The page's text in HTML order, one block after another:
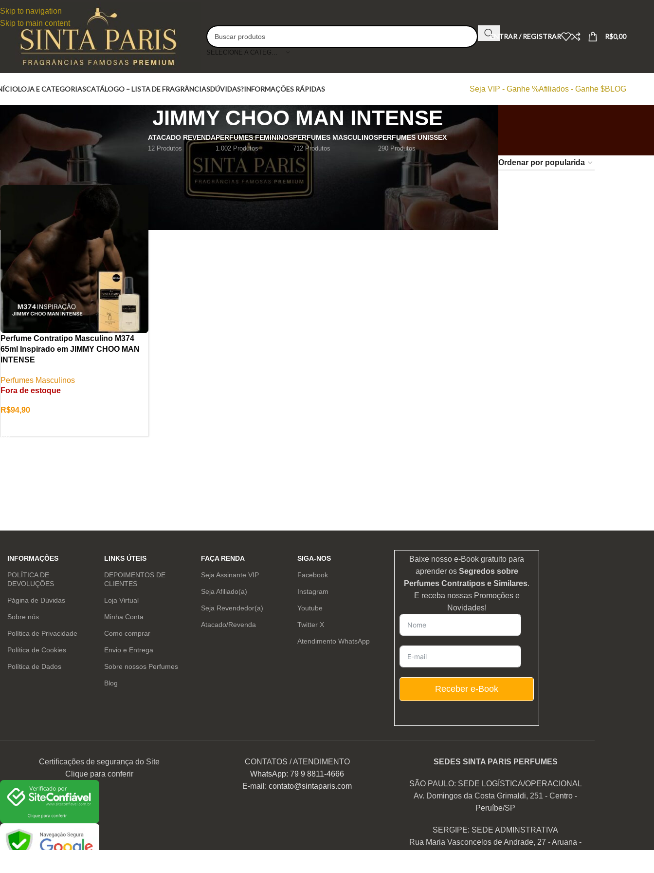
Skip to navigation
Skip to main content
SELECIONE A CATEGORIA
ENTRAR / REGISTRAR R$0,00
LOJA E CATEGORIASCATÁLOGO – LISTA DE FRAGRÂNCIASDÚVIDAS?INFORMAÇÕES RÁPIDAS Seja VIP - Ganhe %Afiliados - Ganhe $BLOG
JIMMY CHOO MAN INTENSE
ATACADO REVENDA
12 Produtos
PERFUMES FEMININOS
1.002 Produtos
PERFUMES MASCULINOS
712 Produtos
PERFUMES UNISSEX
290 Produtos
JIMMY CHOO MAN INTENSE Mostrar 9 12 18 24
Perfume Contratipo Masculino M374
65ml Inspirado em JIMMY CHOO MAN
INTENSE
Perfumes Masculinos
Fora de estoque
R$94,90
INFORMAÇÕES
POLÍTICA DE
DEVOLUÇÕES
Página de Dúvidas
Sobre nós
Política de Privacidade
Política de Cookies
Política de Dados
LINKS ÚTEIS
DEPOIMENTOS DE
CLIENTES
Loja Virtual
Minha Conta
Como comprar
Envio e Entrega
Sobre nossos Perfumes
Blog
FAÇA RENDA
Seja Assinante VIP
Seja Afiliado(a)
Seja Revendedor(a)
Atacado/Revenda
SIGA-NOS
Facebook
Instagram
Youtube
Twitter X
Atendimento WhatsApp
Baixe nosso e-Book gratuito para
aprender os Segredos sobre
Perfumes Contratipos e Similares.
E receba nossas Promoções e
Novidades!
Receber e-Book
Certificações de segurança do Site
Clique para conferir
CONTATOS / ATENDIMENTO
WhatsApp: 79 9 8811-4666
E-mail:contato@sintaparis.com
SEDES SINTA PARIS PERFUMES
SÃO PAULO: SEDE LOGÍSTICA/OPERACIONAL
Av. Domingos da Costa Grimaldi, 251 - Centro -
Peruíbe/SP
SERGIPE: SEDE ADMINSTRATIVA
Rua Maria Vasconcelos de Andrade, 27 - Aruana -